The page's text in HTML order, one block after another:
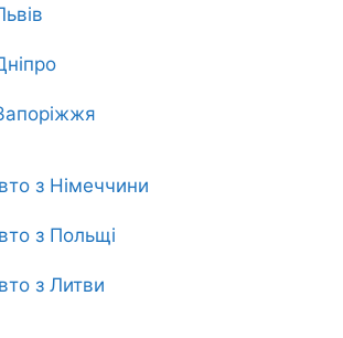
з Німеччини
з Польщі
з Литви